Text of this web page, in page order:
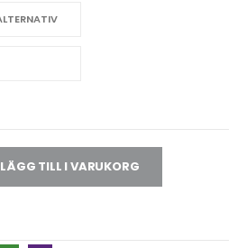
LÄGG TILL I VARUKORG